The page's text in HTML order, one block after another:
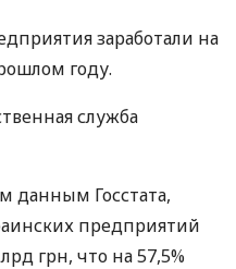
заработали на
году.
служба
данным Госстата,
предприятий
грн, что на 57,5%